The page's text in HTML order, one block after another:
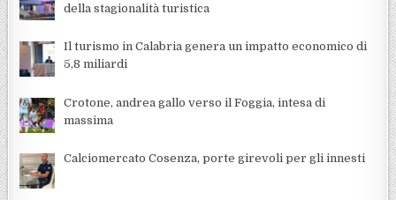
della stagionalità turistica
Il turismo in Calabria genera un impatto economico di
5,8 miliardi
Crotone, andrea gallo verso il Foggia, intesa di
massima
Calciomercato Cosenza, porte girevoli per gli innesti